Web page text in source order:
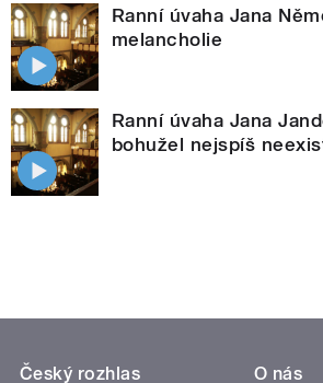
Ranní úvaha Jana
melancholie
Ranní úvaha Jana
bohužel nejspíš
Český rozhlas
O nás